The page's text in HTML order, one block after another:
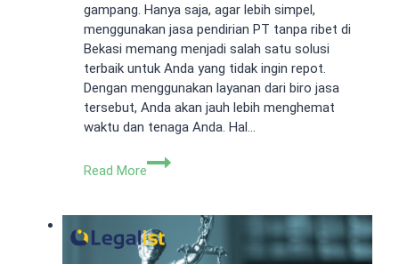
gampang. Hanya saja, agar lebih simpel,
menggunakan jasa pendirian PT tanpa ribet di
Bekasi memang menjadi salah satu solusi
terbaik untuk Anda yang tidak ingin repot.
Dengan menggunakan layanan dari biro jasa
tersebut, Anda akan jauh lebih menghemat
waktu dan tenaga Anda. Hal…
Read More
Jasa
Tanpa
Ribet
di